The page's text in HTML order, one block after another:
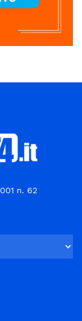
n. 62